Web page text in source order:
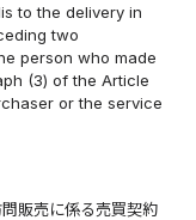
to the delivery in
two
person who made
(3) of the Article
or the service
販売に係る売買契約